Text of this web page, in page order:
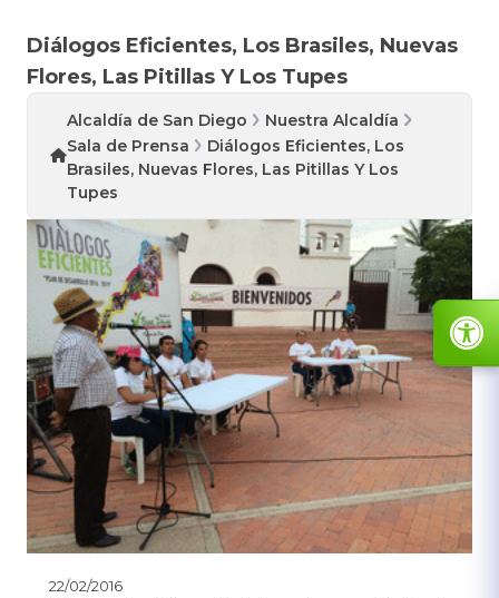
Diálogos Eficientes, Los Brasiles, Nuevas
Flores, Las Pitillas Y Los Tupes
Alcaldía de San Diego
Nuestra Alcaldía
Sala de Prensa
Diálogos Eficientes, Los
Brasiles, Nuevas Flores, Las Pitillas Y Los
Tupes
22/02/2016